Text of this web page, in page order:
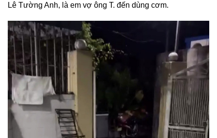
Lê Tường Anh, là em vợ ông T. đến dùng cơm.